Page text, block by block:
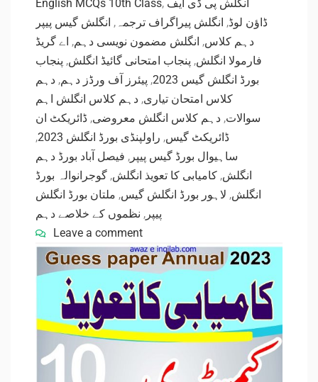
English MCQs 10th Class, انگلش پی ڈی ایف
ڈاؤن لوڈ, انگلش پیراگراف ترجمہ , انگلش گیس پیپر
دہم کلاس, انگلش مضمون نویسی دہم, اے گریڈ
فارمولا انگلش, پنجاب امتحانی گائیڈ انگلش, پنجاب
بورڈ انگلش گیس 2023
, پیئرز آف ورڈز دہم, دہم
کلاس امتحان تیاری, دہم کلاس انگلش اہم
سوالات, دہم کلاس انگلش معروضی, ڈائریکٹ ان
ڈائریکٹ گیس, راولپنڈی بورڈ انگلش 2023
,
ساہیوال بورڈ گیس پیپر , فیصل آباد بورڈ دہم
انگلش, کامیابی کا تعویذ انگلش, گوجرانوالہ بورڈ
انگلش, لاہور بورڈ انگلش گیس, ملتان بورڈ انگلش
پیپر , نظموں کے خلاصے دہم
Leave a comment